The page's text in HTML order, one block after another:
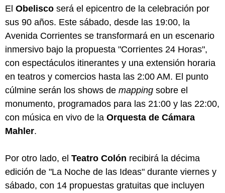
El Obelisco será el epicentro de la celebración por
sus 90 años. Este sábado, desde las 19:00, la
Avenida Corrientes se transformará en un escenario
inmersivo bajo la propuesta "Corrientes 24 Horas",
con espectáculos itinerantes y una extensión horaria
en teatros y comercios hasta las 2:00 AM. El punto
cúlmine serán los shows de mapping sobre el
monumento, programados para las 21:00 y las 22:00,
con música en vivo de la Orquesta de Cámara
Mahler.
Por otro lado, el Teatro Colón recibirá la décima
edición de "La Noche de las Ideas" durante viernes y
sábado, con 14 propuestas gratuitas que incluyen